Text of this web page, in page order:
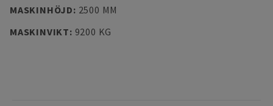
MASKINHÖJD: 2500 MM
MASKINVIKT: 9200 KG